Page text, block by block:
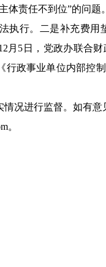
体责任不到位”的问
执行。二是补充费
月5日，党政办联合
行政事业单位内部
况进行监督。如有
。